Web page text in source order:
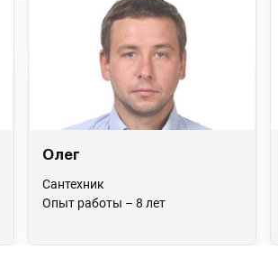
Олег
Сантехник
Опыт работы – 8 лет